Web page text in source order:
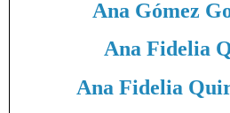
Ana Gómez
Ana Fidelia
Ana Fidelia